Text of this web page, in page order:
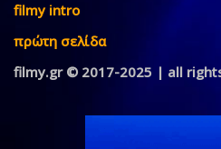
filmy intro
πρώτη σελίδα
filmy.gr © 2017-2025 | all